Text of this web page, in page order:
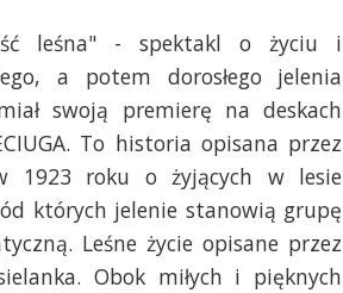
leśna" - spektakl o życiu i
a potem dorosłego jelenia
swoją premierę na deskach
To historia opisana przez
1923 roku o żyjących w lesie
których jelenie stanowią grupę
Leśne życie opisane przez
Obok miłych i pięknych